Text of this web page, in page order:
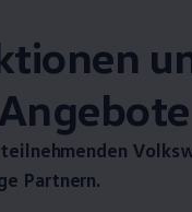
Angebote
Partnern.